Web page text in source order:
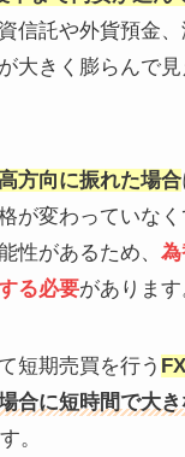
信託や外貨預金
大きく膨らんで
方向に振れた場合
が変わっていな
性があるため、 為
る必要があります
短期売買を行う FX
合に短時間で大
。